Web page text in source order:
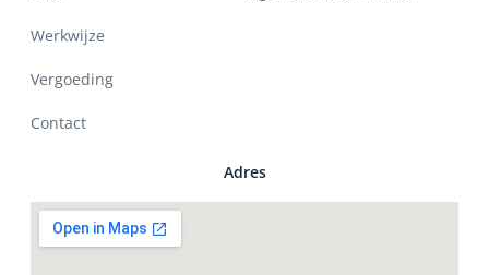
Werkwijze
Vergoeding
Contact
Adres